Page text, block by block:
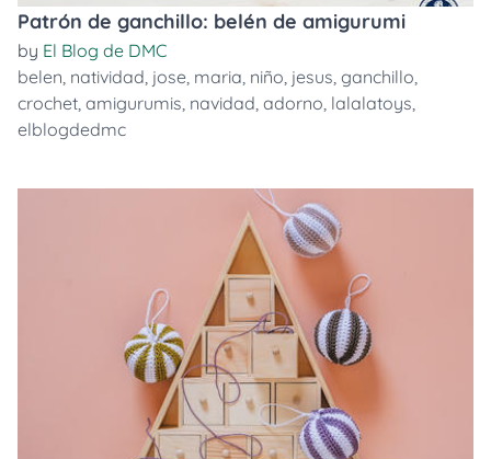
Patrón de ganchillo: belén de amigurumi
by El Blog de DMC
belen, natividad, jose, maria, niño, jesus, ganchillo,
crochet, amigurumis, navidad, adorno, lalalatoys,
elblogdedmc